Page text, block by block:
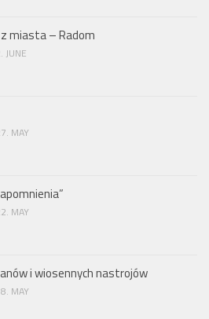
miasta – Radom
JUNE
MAY
MAY
i wiosennych nastrojów
MAY